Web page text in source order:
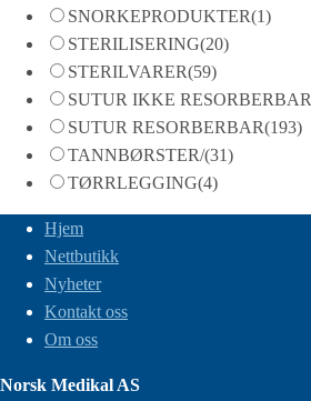
SNORKEPRODUKTER(1)
STERILISERING(20)
STERILVARER(59)
SUTUR IKKE RESORBERBAR
SUTUR RESORBERBAR(193)
TANNBØRSTER/(31)
TØRRLEGGING(4)
Hjem
Nettbutikk
Nyheter
Kontakt oss
Om oss
Norsk Medikal AS